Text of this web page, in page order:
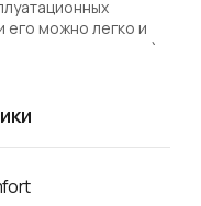
его можно легко и
не входит).
быстрый прогрев
в комплекте,
повреждений во
Удобная
сделает работу с